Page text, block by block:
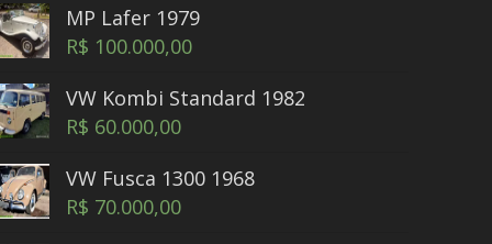
MP Lafer 1979
R$ 100.000,00
VW Kombi Standard 1982
R$ 60.000,00
VW Fusca 1300 1968
R$ 70.000,00